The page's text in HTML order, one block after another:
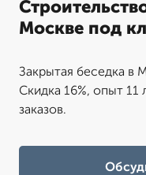
Москве под
Закрытая беседка в
Скидка 16%, опыт 11
заказов.